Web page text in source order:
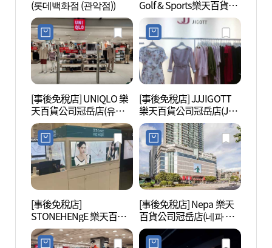
(롯데백화점 (관악점))
Golf & Sports樂天百貨公
司冠岳店(슈페리어골프&
스포츠 롯데백화점 관악
점)
[事後免稅店] UNIQLO 樂
天百貨公司冠岳店(유니
클로 롯데백화점 관악점)
[事後免稅店] JJJIGOTT
樂天百貨公司冠岳店(JJ
지고트 롯데백화점 관악
점)
[事後免稅店]
STONEHENgE 樂天百貨
公司冠岳店(스톤헨지 롯
데백화점 관악점)
[事後免稅店] Nepa 樂天
百貨公司冠岳店(네파 롯
데백화점 관악점)